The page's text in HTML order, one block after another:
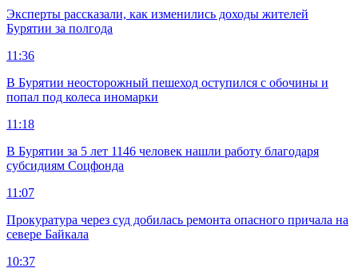
Эксперты рассказали, как изменились доходы жителей
Бурятии за полгода
11:36
В Бурятии неосторожный пешеход оступился с обочины и
попал под колеса иномарки
11:18
В Бурятии за 5 лет 1146 человек нашли работу благодаря
субсидиям Соцфонда
11:07
Прокуратура через суд добилась ремонта опасного причала на
севере Байкала
10:37